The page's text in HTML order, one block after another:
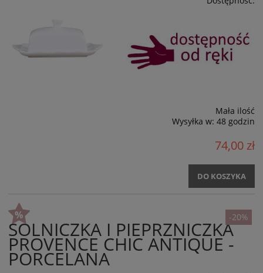
Mała ilość
Wysyłka w: 48 godzin
74,00 zł
DO KOSZYKA
SOLNICZKA I PIEPRZNICZKA
PROVENCE CHIC ANTIQUE -
PORCELANA
-20%